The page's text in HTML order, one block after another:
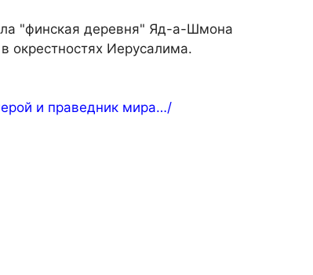
"финская деревня" Яд-а-Шмона
окрестностях Иерусалима.
и праведник мира…/